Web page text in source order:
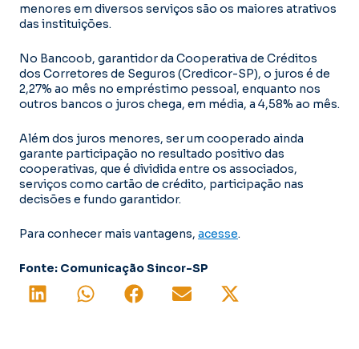
menores em diversos serviços são os maiores atrativos
das instituições.
No Bancoob, garantidor da Cooperativa de Créditos
dos Corretores de Seguros (Credicor-SP), o juros é de
2,27% ao mês no empréstimo pessoal, enquanto nos
outros bancos o juros chega, em média, a 4,58% ao mês.
Além dos juros menores, ser um cooperado ainda
garante participação no resultado positivo das
cooperativas, que é dividida entre os associados,
serviços como cartão de crédito, participação nas
decisões e fundo garantidor.
Para conhecer mais vantagens, acesse.
Fonte: Comunicação Sincor-SP